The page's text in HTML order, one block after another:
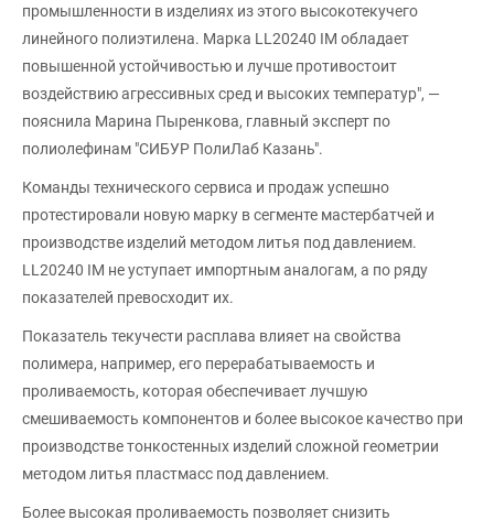
промышленности в изделиях из этого высокотекучего
линейного полиэтилена. Марка LL20240 IM обладает
повышенной устойчивостью и лучше противостоит
воздействию агрессивных сред и высоких температур", —
пояснила Марина Пыренкова, главный эксперт по
полиолефинам "СИБУР ПолиЛаб Казань".
Команды технического сервиса и продаж успешно
протестировали новую марку в сегменте мастербатчей и
производстве изделий методом литья под давлением.
LL20240 IM не уступает импортным аналогам, а по ряду
показателей превосходит их.
Показатель текучести расплава влияет на свойства
полимера, например, его перерабатываемость и
проливаемость, которая обеспечивает лучшую
смешиваемость компонентов и более высокое качество при
производстве тонкостенных изделий сложной геометрии
методом литья пластмасс под давлением.
Более высокая проливаемость позволяет снизить